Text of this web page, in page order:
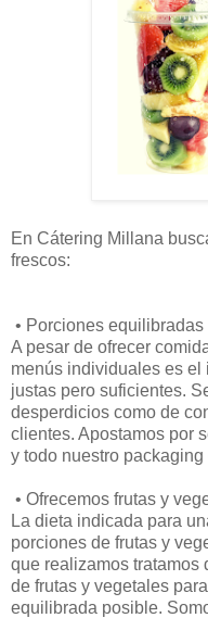
En Cátering Millana
frescos:
• Porciones equilibradas
A pesar de ofrecer
menús individuales es
justas pero suficientes.
desperdicios como de
clientes. Apostamos por
y todo nuestro
• Ofrecemos frutas y
La dieta indicada para
porciones de frutas y
que realizamos tratamos
de frutas y vegetales
equilibrada posible.